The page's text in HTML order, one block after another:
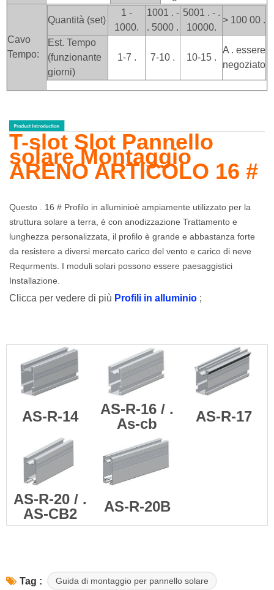
Cavo
Tempo:
Quantità (set)
1 -
1000.
1001 . -
. 5000 .
5001 . - .
10000.
> 100 00 .
Est. Tempo
(funzionante
giorni)
1-7 . 7-10 . 10-15 .
A . essere
negoziato
T-slot Slot Pannello
solare Montaggio
ARENO ARTICOLO 16 #
Questo . 16 # Profilo in alluminioè ampiamente utilizzato per la
struttura solare a terra, è con anodizzazione Trattamento e
lunghezza personalizzata, il profilo è grande e abbastanza forte
da resistere a diversi mercato carico del vento e carico di neve
Requrments. I moduli solari possono essere paesaggistici
Installazione.
Clicca per vedere di più Profili in alluminio ;
AS-R-14
AS-R-16 / .
As-cb
AS-R-17
AS-R-20 / .
AS-CB2
AS-R-20B
Tag : Guida di montaggio per pannello solare